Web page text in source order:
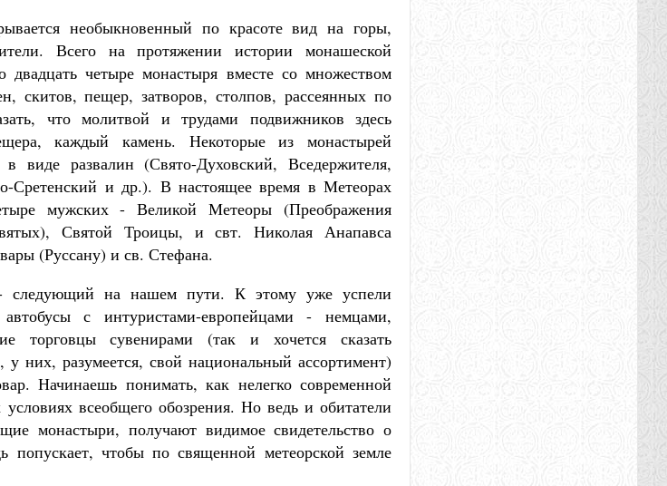
необыкновенный по красоте вид на горы,
Всего на протяжении истории монашеской
двадцать четыре монастыря вместе со множеством
скитов, пещер, затворов, столпов, рассеянных по
что молитвой и трудами подвижников здесь
каждый камень. Некоторые из монастырей
виде развалин (Свято-Духовский, Вседержителя,
Сретенский и др.). В настоящее время в Метеорах
мужских - Великой Метеоры (Преображения
Святой Троицы, и свт. Николая Анапавса
(Руссану) и св. Стефана.
- следующий на нашем пути. К этому уже успели
с интуристами-европейцами - немцами,
торговцы сувенирами (так и хочется сказать
них, разумеется, свой национальный ассортимент)
Начинаешь понимать, как нелегко современной
всеобщего обозрения. Но ведь и обитатели
монастыри, получают видимое свидетельство о
попускает, чтобы по священной метеорской земле